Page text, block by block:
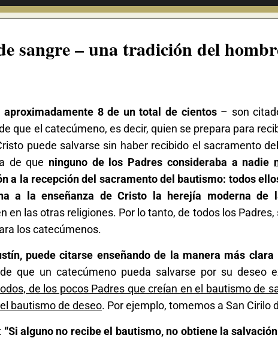
sangre – una tradición del
aproximadamente 8 de un total de cientos– son
que el catecúmeno, es decir, quien se prepara para
puede salvarse sin haber recibido el sacramento
de que ninguno de los Padres consideraba a nadie
a la recepción del sacramento del bautismo: todos
a la enseñanza de Cristo la herejía moderna de
en las otras religiones. Por lo tanto, de todos los Padres,
los catecúmenos.
puede citarse enseñando de la manera más clara
que un catecúmeno pueda salvarse por su deseo
de los pocos Padres que creían en el bautismo de
bautismo de deseo. Por ejemplo, tomemos a San Cirilo
“Si alguno no recibe el bautismo, no obtiene la salvación